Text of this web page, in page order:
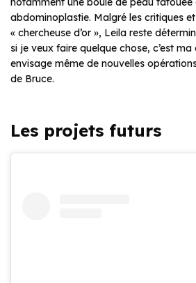
abdominoplastie. Malgré les critiques
« chercheuse d’or », Leila reste
si je veux faire quelque chose, c’est
envisage même de nouvelles
de Bruce.
Les projets futurs